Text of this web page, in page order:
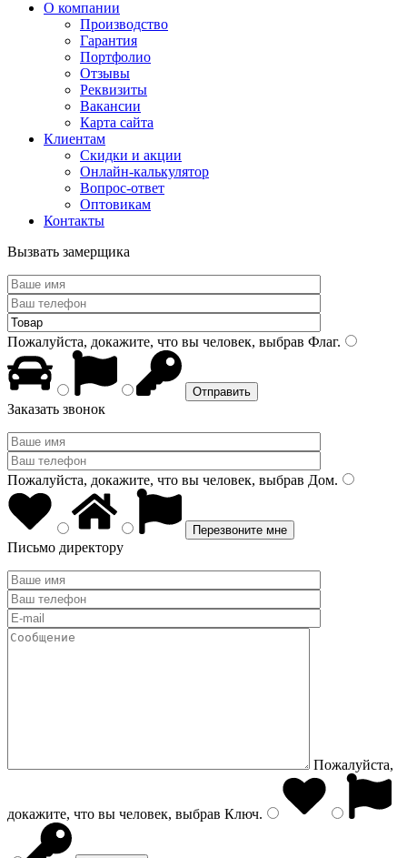
О компании
Производство
Гарантия
Портфолио
Отзывы
Реквизиты
Вакансии
Карта сайта
Клиентам
Скидки и акции
Онлайн-калькулятор
Вопрос-ответ
Оптовикам
Контакты
Вызвать замерщика
Пожалуйста, докажите, что вы человек, выбрав Флаг.
Заказать звонок
Пожалуйста, докажите, что вы человек, выбрав Дом.
Письмо директору
Пожалуйста,
докажите, что вы человек, выбрав Ключ.